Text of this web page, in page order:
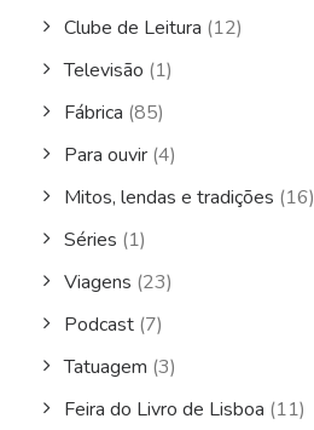
Clube de Leitura (12)
Televisão (1)
Fábrica (85)
Para ouvir (4)
Mitos, lendas e tradições (16)
Séries (1)
Viagens (23)
Podcast (7)
Tatuagem (3)
Feira do Livro de Lisboa (11)